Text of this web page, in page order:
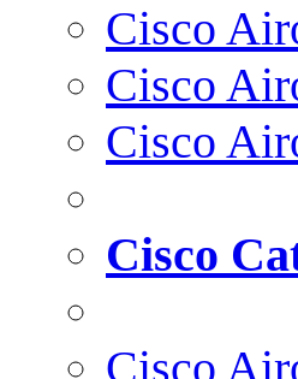
Cisco
Cisco
Cisco
Cisco
Cisco